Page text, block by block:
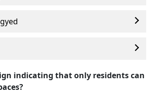
indicating that only residents can